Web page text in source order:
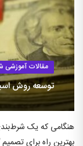
مقالات آموزشی
توسعه روش
هنگامی که یک
بهترین راه برای